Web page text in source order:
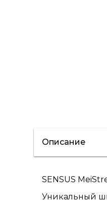
Описание
SENSUS
Уникальный